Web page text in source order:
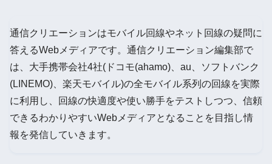
通信クリエーションはモバイル回線やネット回線の疑問に
答えるWebメディアです。通信クリエーション編集部で
は、大手携帯会社4社(ドコモ(ahamo)、au、ソフトバンク
(LINEMO)、楽天モバイル)の全モバイル系列の回線を実際
に利用し、回線の快適度や使い勝手をテストしつつ、信頼
できるわかりやすいWebメディアとなることを目指し情
報を発信していきます。